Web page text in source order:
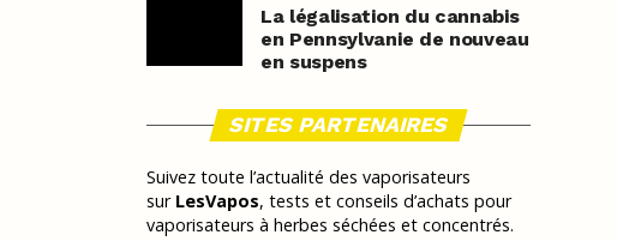
La légalisation du cannabis
en Pennsylvanie de nouveau
en suspens
SITES PARTENAIRES
Suivez toute l’actualité des vaporisateurs
sur LesVapos, tests et conseils d’achats pour
vaporisateurs à herbes séchées et concentrés.